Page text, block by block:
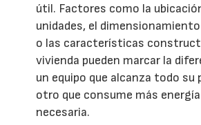
útil. Factores como la
unidades, el
o las características
vivienda pueden marcar la
un equipo que alcanza todo su
otro que consume más energía
necesaria.